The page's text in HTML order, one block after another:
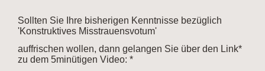
Sollten Sie Ihre bisherigen Kenntnisse bezüglich
'Konstruktives Misstrauensvotum'
auffrischen wollen, dann gelangen Sie über den Link*
zu dem 5minütigen Video: *